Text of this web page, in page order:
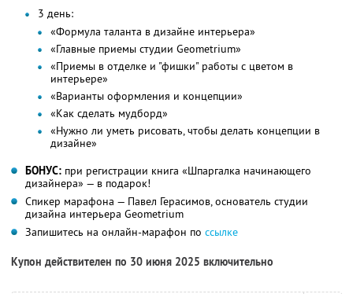
3 день:
«Формула таланта в дизайне интерьера»
«Главные приемы студии Geometrium»
«Приемы в отделке и "фишки" работы с цветом в
интерьере»
«Варианты оформления и концепции»
«Как сделать мудборд»
«Нужно ли уметь рисовать, чтобы делать концепции в
дизайне»
БОНУС: при регистрации книга «Шпаргалка начинающего
дизайнера» — в подарок!
Спикер марафона — Павел Герасимов, основатель студии
дизайна интерьера Geometrium
Запишитесь на онлайн-марафон по ссылке
Купон действителен по 30 июня 2025 включительно